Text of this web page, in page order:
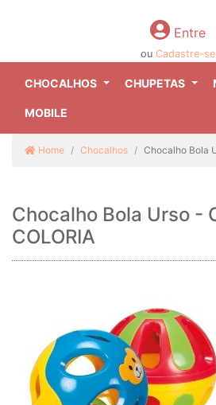
Entre
ou Cadastre-se
CHOCALHOS CHUPETAS
MOBILE
Home Chocalhos Chocalho Bola
Chocalho Bola Urso -
COLORIA